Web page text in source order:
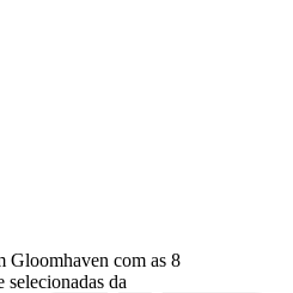
Gloomhaven com as 8
selecionadas da